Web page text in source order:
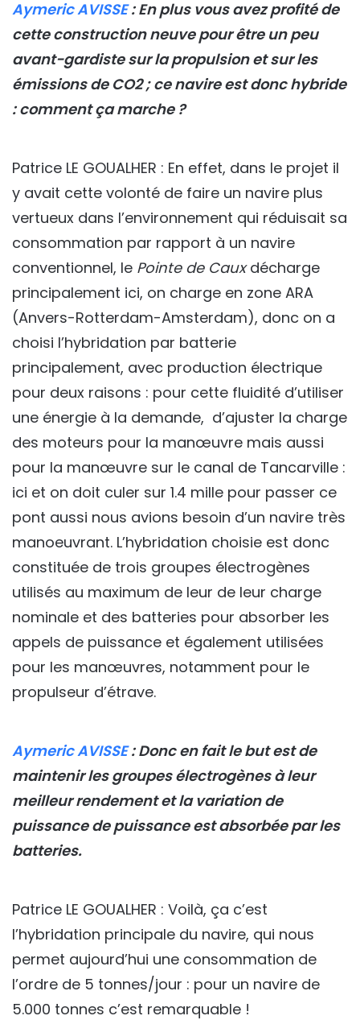
Aymeric AVISSE: En plus vous avez profité de
cette construction neuve pour être un peu
avant-gardiste sur la propulsion et sur les
émissions de CO2 ; ce navire est donc hybride
: comment ça marche ?
Patrice LE GOUALHER : En effet, dans le projet il
y avait cette volonté de faire un navire plus
vertueux dans l’environnement qui réduisait sa
consommation par rapport à un navire
conventionnel, le Pointe de Cauxdécharge
principalement ici, on charge en zone ARA
(Anvers-Rotterdam-Amsterdam), donc on a
choisi l’hybridation par batterie
principalement, avec production électrique
pour deux raisons : pour cette fluidité d’utiliser
une énergie à la demande, d’ajuster la charge
des moteurs pour la manœuvre mais aussi
pour la manœuvre sur le canal de Tancarville :
ici et on doit culer sur 1.4 mille pour passer ce
pont aussi nous avions besoin d’un navire très
manoeuvrant. L’hybridation choisie est donc
constituée de trois groupes électrogènes
utilisés au maximum de leur de leur charge
nominale et des batteries pour absorber les
appels de puissance et également utilisées
pour les manœuvres, notamment pour le
propulseur d’étrave.
Aymeric AVISSE: Donc en fait le but est de
maintenir les groupes électrogènes à leur
meilleur rendement et la variation de
puissance de puissance est absorbée par les
batteries.
Patrice LE GOUALHER : Voilà, ça c’est
l’hybridation principale du navire, qui nous
permet aujourd’hui une consommation de
l’ordre de 5 tonnes/jour : pour un navire de
5.000 tonnes c’est remarquable !